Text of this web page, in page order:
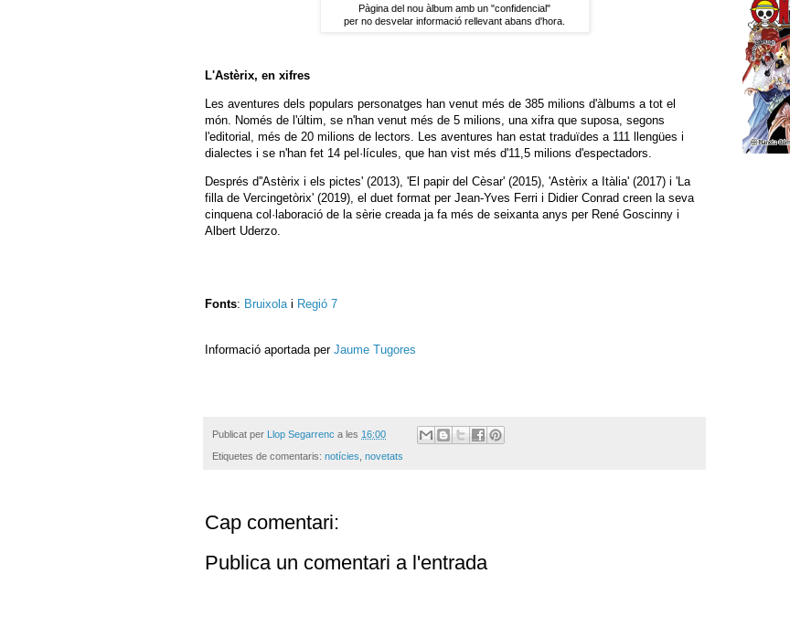
Pàgina del nou àlbum amb un "confidencial"
per no desvelar informació rellevant abans d'hora.
L'Astèrix, en xifres
Les aventures dels populars personatges han venut més de 385 milions d'àlbums a tot el
món. Només de l'últim, se n'han venut més de 5 milions, una xifra que suposa, segons
l'editorial, més de 20 milions de lectors. Les aventures han estat traduïdes a 111 llengües i
dialectes i se n'han fet 14 pel·lícules, que han vist més d'11,5 milions d'espectadors.
Després d''Astèrix i els pictes' (2013), 'El papir del Cèsar' (2015), 'Astèrix a Itàlia' (2017) i 'La
filla de Vercingetòrix' (2019), el duet format per Jean-Yves Ferri i Didier Conrad creen la seva
cinquena col·laboració de la sèrie creada ja fa més de seixanta anys per René Goscinny i
Albert Uderzo.
Fonts: Bruixolai Regió 7
Informació aportada per Jaume Tugores
Publicat per Llop Segarrenc a les 16:00
Etiquetes de comentaris: notícies novetats
Cap comentari:
Publica un comentari a l'entrada